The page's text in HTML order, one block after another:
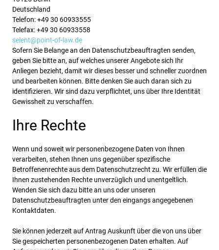
Deutschland
Telefon: +49 30 60933555
Telefax: +49 30 60933558
selent@point-of-law.de
Sofern Sie Belange an den Datenschutzbeauftragten senden,
geben Sie bitte an, auf welches unserer Angebote sich Ihr
Anliegen bezieht, damit wir dieses besser und schneller zuordnen
und bearbeiten können. Bitte denken Sie auch daran sich zu
identifizieren. Wir sind dazu verpflichtet, uns über Ihre Identität
Gewissheit zu verschaffen.
Ihre Rechte
Wenn und soweit wir personenbezogene Daten von Ihnen
verarbeiten, stehen Ihnen uns gegenüber spezifische
Betroffenenrechte aus dem Datenschutzrecht zu. Wir erfüllen die
Ihnen zustehenden Rechte unverzüglich und unentgeltlich.
Wenden Sie sich dazu bitte an uns oder unseren
Datenschutzbeauftragten unter den eingangs angegebenen
Kontaktdaten.
Sie können jederzeit auf Antrag Auskunft über die von uns über
Sie gespeicherten personenbezogenen Daten erhalten. Auf